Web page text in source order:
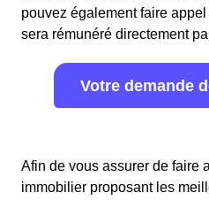
pouvez également faire
sera rémunéré directement
Votre demande
Afin de vous assurer de faire
immobilier proposant les